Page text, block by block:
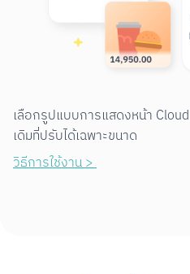
เลือกรูปแบบการแสดงหน้า
เดิมที่ปรับได้เฉพาะขนาด
วิธีการใช้งาน >